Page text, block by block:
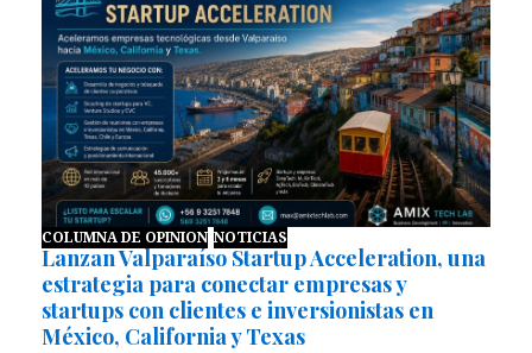
COLUMNA DE OPINION NOTICIAS
Lanzan Valparaíso Startup Acceleration, una
estrategia para conectar empresas y
startups con clientes e inversionistas en
México, California y Texas